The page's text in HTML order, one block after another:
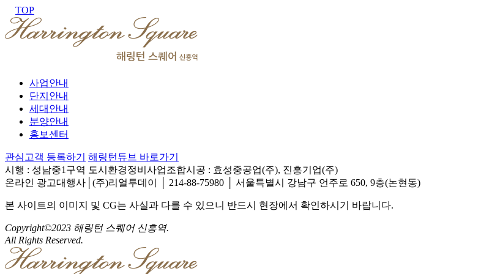
TOP
사업안내
단지안내
세대안내
분양안내
홍보센터
관심고객 등록하기
해링턴튜브 바로가기
시행 : 성남중1구역 도시환경정비사업조합시공 : 효성중공업(주), 진흥기업(주)
온라인 광고대행사│(주)리얼투데이 │ 214-88-75980 │ 서울특별시 강남구 언주로 650, 9층(논현동)
본 사이트의 이미지 및 CG는 사실과 다를 수 있으니 반드시 현장에서 확인하시기 바랍니다.
Copyright©2023 해링턴 스퀘어 신흥역.
All Rights Reserved.